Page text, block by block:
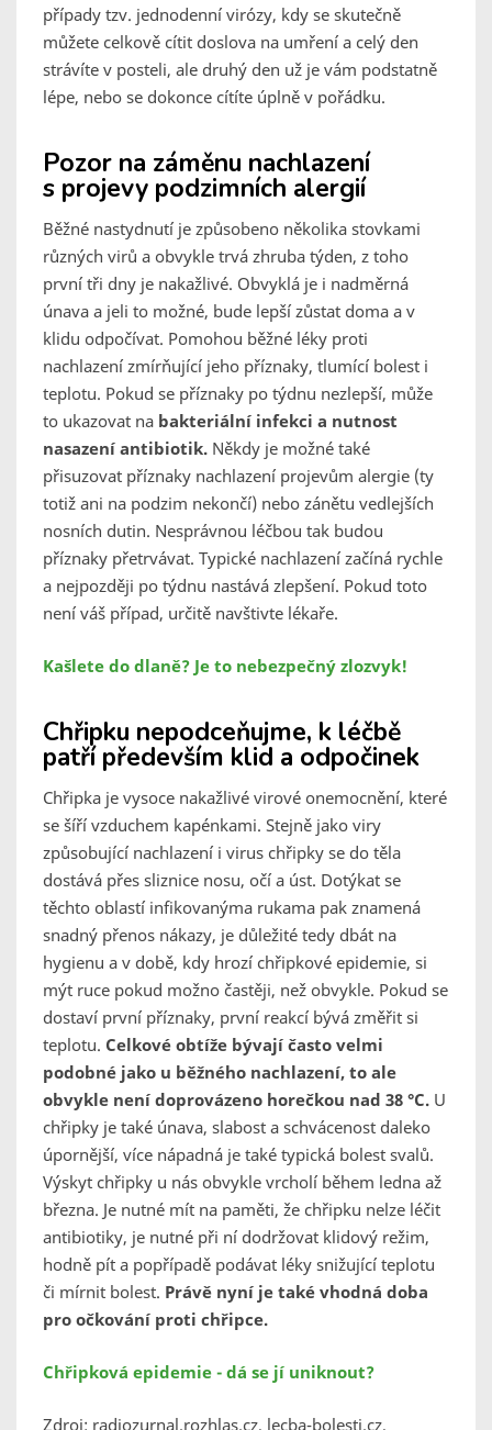
případy tzv. jednodenní virózy, kdy se skutečně
můžete celkově cítit doslova na umření a celý den
strávíte v posteli, ale druhý den už je vám podstatně
lépe, nebo se dokonce cítíte úplně v pořádku.
Pozor na záměnu nachlazení
s projevy podzimních alergií
Běžné nastydnutí je způsobeno několika stovkami
různých virů a obvykle trvá zhruba týden, z toho
první tři dny je nakažlivé. Obvyklá je i nadměrná
únava a jeli to možné, bude lepší zůstat doma a v
klidu odpočívat. Pomohou běžné léky proti
nachlazení zmírňující jeho příznaky, tlumící bolest i
teplotu. Pokud se příznaky po týdnu nezlepší, může
to ukazovat na bakteriální infekci a nutnost
nasazení antibiotik. Někdy je možné také
přisuzovat příznaky nachlazení projevům alergie (ty
totiž ani na podzim nekončí) nebo zánětu vedlejších
nosních dutin. Nesprávnou léčbou tak budou
příznaky přetrvávat. Typické nachlazení začíná rychle
a nejpozději po týdnu nastává zlepšení. Pokud toto
není váš případ, určitě navštivte lékaře.
Kašlete do dlaně? Je to nebezpečný zlozvyk!
Chřipku nepodceňujme, k léčbě
patří především klid a odpočinek
Chřipka je vysoce nakažlivé virové onemocnění, které
se šíří vzduchem kapénkami. Stejně jako viry
způsobující nachlazení i virus chřipky se do těla
dostává přes sliznice nosu, očí a úst. Dotýkat se
těchto oblastí infikovanýma rukama pak znamená
snadný přenos nákazy, je důležité tedy dbát na
hygienu a v době, kdy hrozí chřipkové epidemie, si
mýt ruce pokud možno častěji, než obvykle. Pokud se
dostaví první příznaky, první reakcí bývá změřit si
teplotu. Celkové obtíže bývají často velmi
podobné jako u běžného nachlazení, to ale
obvykle není doprovázeno horečkou nad 38 °C. U
chřipky je také únava, slabost a schvácenost daleko
úpornější, více nápadná je také typická bolest svalů.
Výskyt chřipky u nás obvykle vrcholí během ledna až
března. Je nutné mít na paměti, že chřipku nelze léčit
antibiotiky, je nutné při ní dodržovat klidový režim,
hodně pít a popřípadě podávat léky snižující teplotu
či mírnit bolest. Právě nyní je také vhodná doba
pro očkování proti chřipce.
Chřipková epidemie - dá se jí uniknout?
Zdroj: radiozurnal.rozhlas.cz, lecba-bolesti.cz,